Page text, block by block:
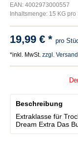
EAN: 4002973000557
Inhaltsmenge: 15 KG pro
19,99 € * pro
*inkl. MwSt. zzgl.
Beschreibung
Extraklasse für
Dream Extra Das